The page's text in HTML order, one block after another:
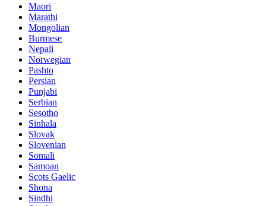
Maori
Marathi
Mongolian
Burmese
Nepali
Norwegian
Pashto
Persian
Punjabi
Serbian
Sesotho
Sinhala
Slovak
Slovenian
Somali
Samoan
Scots Gaelic
Shona
Sindhi